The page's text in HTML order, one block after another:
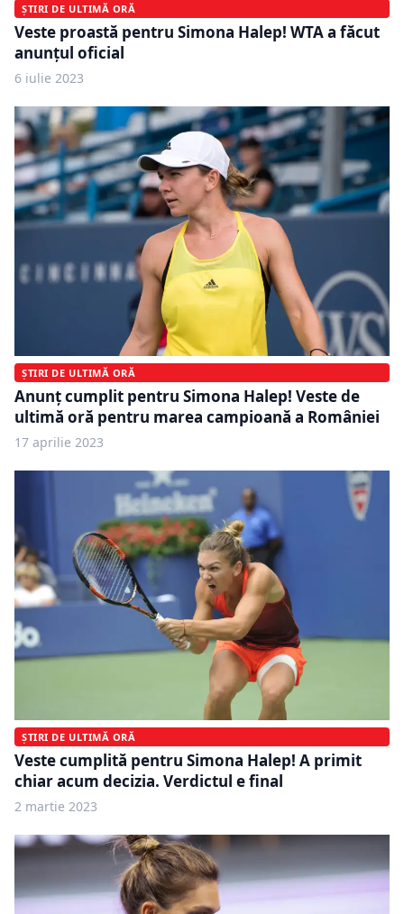
ȘTIRI DE ULTIMĂ ORĂ
Veste proastă pentru Simona Halep! WTA a făcut
anunțul oficial
6 iulie 2023
ȘTIRI DE ULTIMĂ ORĂ
Anunț cumplit pentru Simona Halep! Veste de
ultimă oră pentru marea campioană a României
17 aprilie 2023
ȘTIRI DE ULTIMĂ ORĂ
Veste cumplită pentru Simona Halep! A primit
chiar acum decizia. Verdictul e final
2 martie 2023